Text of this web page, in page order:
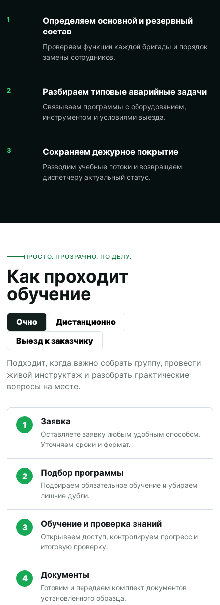
1
Определяем основной и резервный
состав
Проверяем функции каждой бригады и порядок
замены сотрудников.
2 Разбираем типовые аварийные задачи
Связываем программы с оборудованием,
инструментом и условиями выезда.
3 Сохраняем дежурное покрытие
Разводим учебные потоки и возвращаем
диспетчеру актуальный статус.
ПРОСТО. ПРОЗРАЧНО. ПО ДЕЛУ.
Как проходит
обучение
Очно
Дистанционно
Выезд к заказчику
Подходит, когда важно собрать группу, провести
живой инструктаж и разобрать практические
вопросы на месте.
1 Заявка
Оставляете заявку любым удобным способом.
Уточняем сроки и формат.
2 Подбор программы
Подбираем обязательное обучение и убираем
лишние дубли.
3 Обучение и проверка знаний
Открываем доступ, контролируем прогресс и
итоговую проверку.
4 Документы
Готовим и передаем комплект документов
установленного образца.